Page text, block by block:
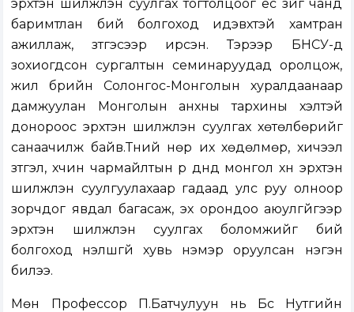
эрхтэн шилжүүлэн суулгах тогтолцоог ёс зүйг чанд
баримтлан бий болгоход идэвхтэй хамтран
ажиллаж, зүтгэсээр ирсэн. Тэрээр БНСУ-д
зохиогдсон сургалтын семинаруудад оролцож,
жил бүрийн Солонгос-Монголын хуралдаанаар
дамжуулан Монголын анхны тархины үхэлтэй
донороос эрхтэн шилжүүлэн суулгах хөтөлбөрийг
санаачилж байв.Түүний нөр их хөдөлмөр, хичээл
зүтгэл, хүчин чармайлтын үр дүнд монгол хүн эрхтэн
шилжүүлэн суулгуулахаар гадаад улс руу олноор
зорчдог явдал багасаж, эх орондоо аюулгүйгээр
эрхтэн шилжүүлэн суулгах боломжийг бий
болгоход үнэлшгүй хувь нэмэр оруулсан нэгэн
билээ.
Мөн Профессор П.Батчулуун нь Бүс Нутгийн